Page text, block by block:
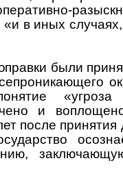
в иных
были
«угроза
и
после